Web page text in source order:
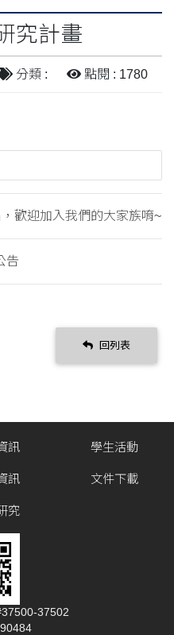
究計畫
分類 : 點閱 : 1780
歡迎加入我們的大家族唷~
告
回列表
訊
訊
究
學生活動
文件下載
37502